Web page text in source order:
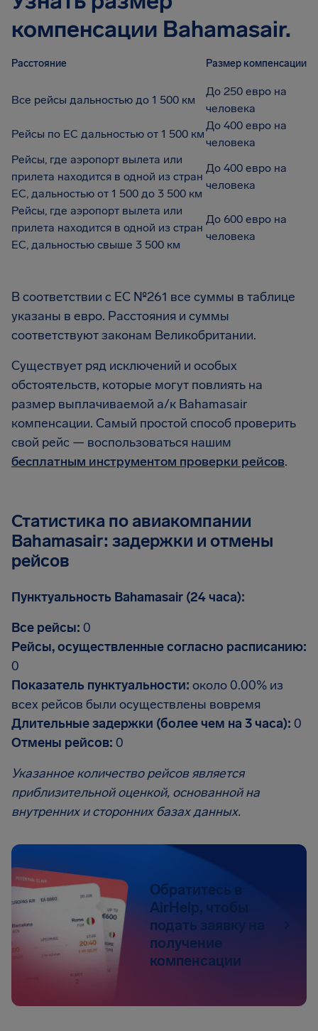
компенсации Bahamasair.
Расстояние Размер компенсации
Все рейсы дальностью до 1 500 км
До 250 евро на
человека
Рейсы по ЕС дальностью от 1 500 км
До 400 евро на
человека
Рейсы, где аэропорт вылета или
прилета находится в одной из стран
ЕС, дальностью от 1 500 до 3 500 км
До 400 евро на
человека
Рейсы, где аэропорт вылета или
прилета находится в одной из стран
ЕС, дальностью свыше 3 500 км
До 600 евро на
человека
В соответствии с EC №261 все суммы в таблице
указаны в евро. Расстояния и суммы
соответствуют законам Великобритании.
Существует ряд исключений и особых
обстоятельств, которые могут повлиять на
размер выплачиваемой а/к Bahamasair
компенсации. Самый простой способ проверить
свой рейс — воспользоваться нашим
бесплатным инструментом проверки рейсов.
Статистика по авиакомпании
Bahamasair: задержки и отмены
рейсов
Пунктуальность Bahamasair (24 часа):
Все рейсы: 0
Рейсы, осуществленные согласно расписанию:
0
Показатель пунктуальности: около 0.00% из
всех рейсов были осуществлены вовремя
Длительные задержки (более чем на 3 часа): 0
Отмены рейсов: 0
Указанное количество рейсов является
приблизительной оценкой, основанной на
внутренних и сторонних базах данных.
Обратитесь в
AirHelp, чтобы
подать заявку на
получение
компенсации